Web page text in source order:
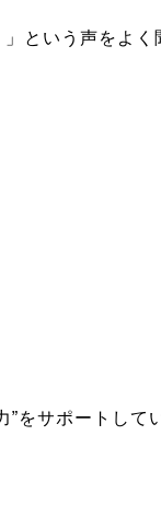
という声をよく
”をサポートして